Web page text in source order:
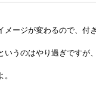
ージが変わるので、付
うのはやり過ぎですが